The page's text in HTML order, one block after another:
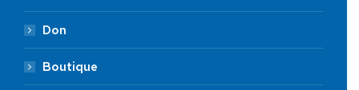
Don
Boutique